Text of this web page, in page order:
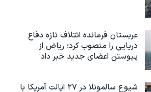
عربستان فرمانده ائتلاف تازه دفاع
دریایی را منصوب کرد؛ ریاض از
پیوستن اعضای جدید خبر داد
شیوع سالمونلا در ۲۷ ایالت آمریکا با